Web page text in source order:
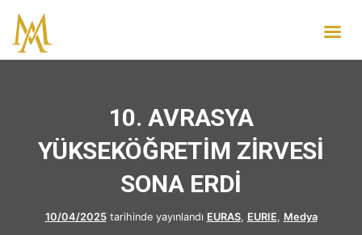
10. AVRASYA
YÜKSEKÖĞRETİM ZİRVESİ
SONA ERDİ
10/04/2025tarihinde yayınlandı EURAS, EURIE, Medya